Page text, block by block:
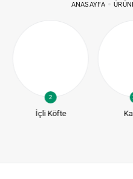
ANASAYFA
2
İçli Köfte